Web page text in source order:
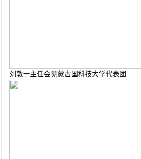
刘敦一主任会见蒙古国科技大学代表团